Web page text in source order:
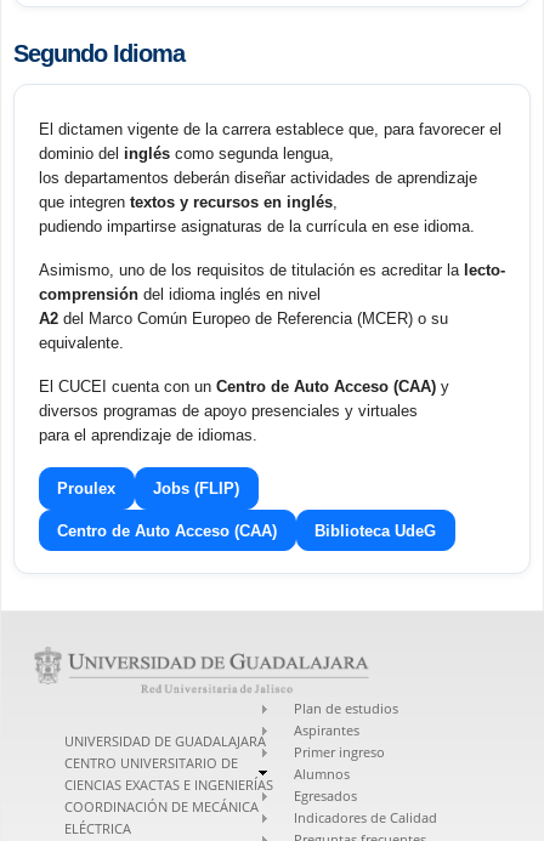
Segundo Idioma
El dictamen vigente de la carrera establece que, para favorecer el
dominio del inglés como segunda lengua,
los departamentos deberán diseñar actividades de aprendizaje
que integren textos y recursos en inglés,
pudiendo impartirse asignaturas de la currícula en ese idioma.
Asimismo, uno de los requisitos de titulación es acreditar la lecto-
comprensión del idioma inglés en nivel
A2 del Marco Común Europeo de Referencia (MCER) o su
equivalente.
El CUCEI cuenta con un Centro de Auto Acceso (CAA) y
diversos programas de apoyo presenciales y virtuales
para el aprendizaje de idiomas.
Proulex Jobs (FLIP)
Centro de Auto Acceso (CAA) Biblioteca UdeG
UNIVERSIDAD DE GUADALAJARA
CENTRO UNIVERSITARIO DE
CIENCIAS EXACTAS E INGENIERÍAS
COORDINACIÓN DE MECÁNICA
ELÉCTRICA
Plan de estudios
Aspirantes
Primer ingreso
Alumnos
Egresados
Indicadores de Calidad